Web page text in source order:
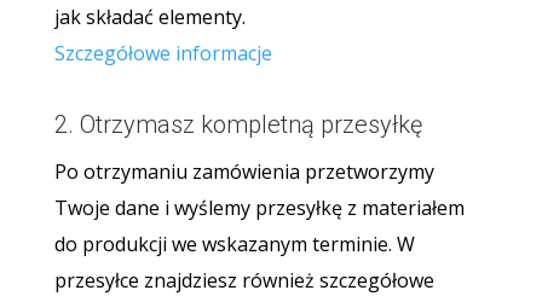
jak składać elementy.
Szczegółowe informacje
2. Otrzymasz kompletną przesyłkę
Po otrzymaniu zamówienia przetworzymy
Twoje dane i wyślemy przesyłkę z materiałem
do produkcji we wskazanym terminie. W
przesyłce znajdziesz również szczegółowe